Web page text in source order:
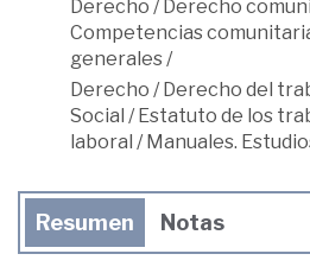
Derecho /Derecho
Competencias
generales /
Derecho /Derecho del
Social /Estatuto de los
laboral /Manuales.
Resumen Notas